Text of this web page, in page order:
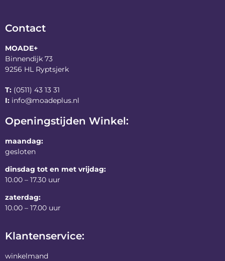
Contact
MOADE+
Binnendijk 73
9256 HL Ryptsjerk
T: (0511) 43 13 31
I: info@moadeplus.nl
Openingstijden Winkel:
maandag:
gesloten
dinsdag tot en met vrijdag:
10.00 – 17.30 uur
zaterdag:
10.00 – 17.00 uur
Klantenservice:
winkelmand